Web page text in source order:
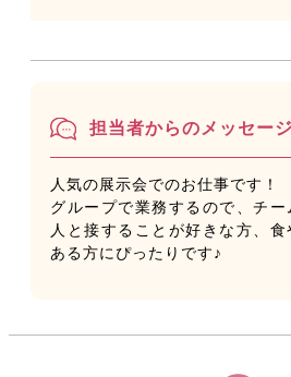
担当者からのメッセージ
人気の展示会でのお仕事です！
グループで業務するので、チー
人と接することが好きな方、
ある方にぴったりです♪